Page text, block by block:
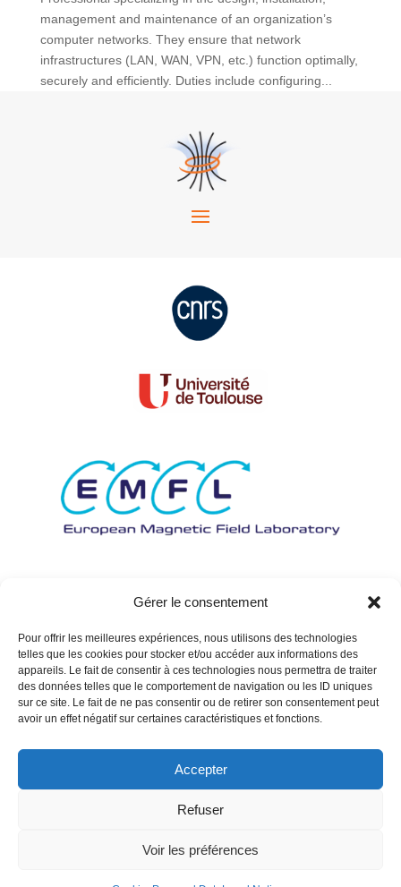
Gérer le consentement
Pour offrir les meilleures expériences, nous utilisons des technologies
telles que les cookies pour stocker et/ou accéder aux informations des
appareils. Le fait de consentir à ces technologies nous permettra de traiter
des données telles que le comportement de navigation ou les ID uniques
sur ce site. Le fait de ne pas consentir ou de retirer son consentement peut
avoir un effet négatif sur certaines caractéristiques et fonctions.
Accepter
Refuser
Voir les préférences
management and maintenance of an organization’s
computer networks. They ensure that network
infrastructures (LAN, WAN, VPN, etc.) function optimally,
securely and efficiently. Duties include configuring...